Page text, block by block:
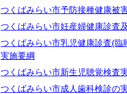
つくばみらい市予防接種健康被
つくばみらい市妊産婦健康診査
つくばみらい市乳児健康診査(
実施要綱
つくばみらい市新生児聴覚検査
つくばみらい市成人歯科検診の